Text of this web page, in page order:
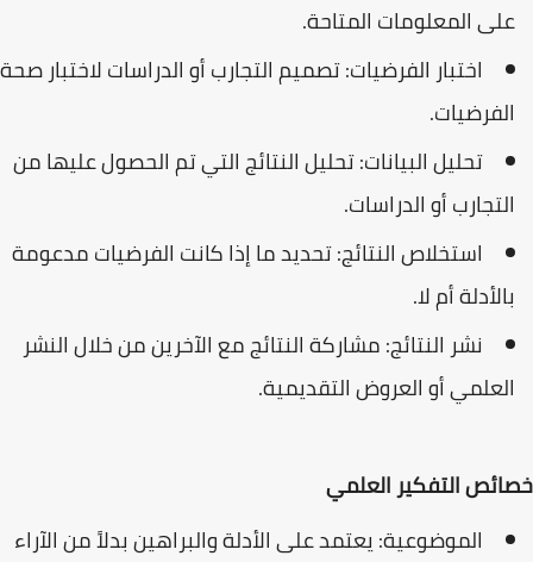
على المعلومات المتاحة.
اختبار الفرضيات: تصميم التجارب أو الدراسات لاختبار صحة
الفرضيات.
تحليل البيانات: تحليل النتائج التي تم الحصول عليها من
التجارب أو الدراسات.
استخلاص النتائج: تحديد ما إذا كانت الفرضيات مدعومة
بالأدلة أم لا.
نشر النتائج: مشاركة النتائج مع الآخرين من خلال النشر
العلمي أو العروض التقديمية.
خصائص التفكير العلمي
الموضوعية: يعتمد على الأدلة والبراهين بدلاً من الآراء